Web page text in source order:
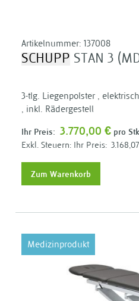
Artikelnummer: 137008
SCHUPP STAN 3
3-tlg. Liegenpolster ,
, inkl. Rädergestell
Ihr Preis: 3.770,00 € pro Stk
Ihr Preis:
Zum Warenkorb
Medizinprodukt